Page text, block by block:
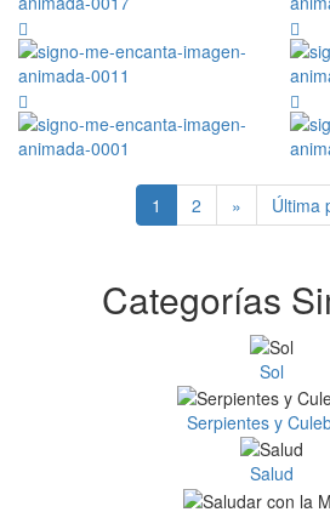
1 2 » Última
Categorías
Sol
Serpientes y
Salud